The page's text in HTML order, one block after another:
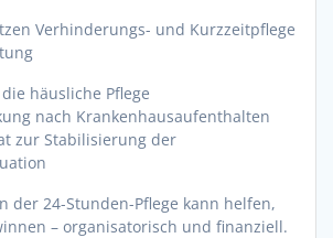
Verhinderungs- und Kurzzeitpflege
häusliche Pflege
nach Krankenhausaufenthalten
zur Stabilisierung der
der 24-Stunden-Pflege kann helfen,
– organisatorisch und finanziell.